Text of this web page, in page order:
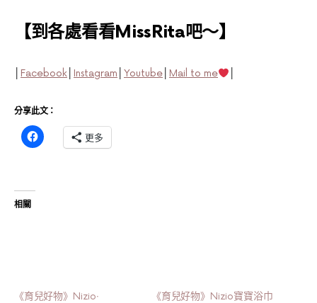
【到各處看看MissRita吧～】
Facebook Instagram Youtube Mail to me
分享此文：
更多
相關
《育兒好物》Nizio‧
《育兒好物》Nizio寶寶浴巾